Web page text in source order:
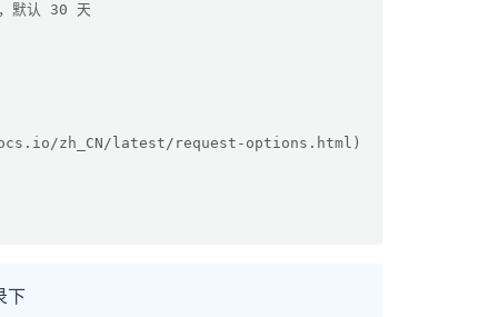
认 30 天
zh_CN/latest/request-options.html)
下